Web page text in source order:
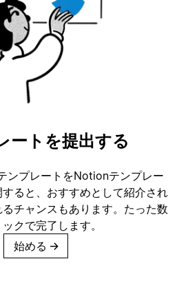
ートを提出する
ンプレートをNotionテンプレー
すると、おすすめとして紹介され
チャンスもあります。たった数
クで完了します。
始める →